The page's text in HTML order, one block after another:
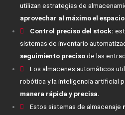
utilizan estrategias de
aprovechar al máximo el
Control preciso del stock:
sistemas de inventario
seguimiento precisode las
Los almacenes automáticos
robótica y la inteligencia artificial
manera rápida y precisa.
Estos sistemas de almacenaje